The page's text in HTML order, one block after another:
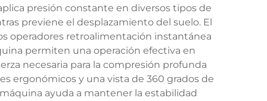
presión constante en diversos tipos de
previene el desplazamiento del suelo. El
operadores retroalimentación instantánea
permiten una operación efectiva en
necesaria para la compresión profunda
ergonómicos y una vista de 360 grados de
ayuda a mantener la estabilidad